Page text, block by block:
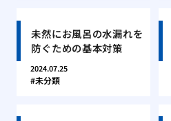
未然にお風呂の水漏れを
防ぐための基本対策
2024.07.25
未分類